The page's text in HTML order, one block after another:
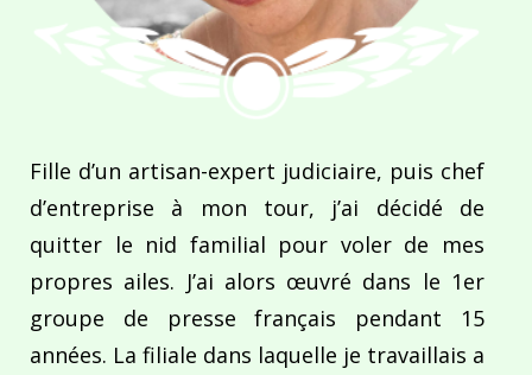
Fille d’un artisan-expert judiciaire, puis chef
d’entreprise à mon tour, j’ai décidé de
quitter le nid familial pour voler de mes
propres ailes. J’ai alors œuvré dans le 1er
groupe de presse français pendant 15
années. La filiale dans laquelle je travaillais a